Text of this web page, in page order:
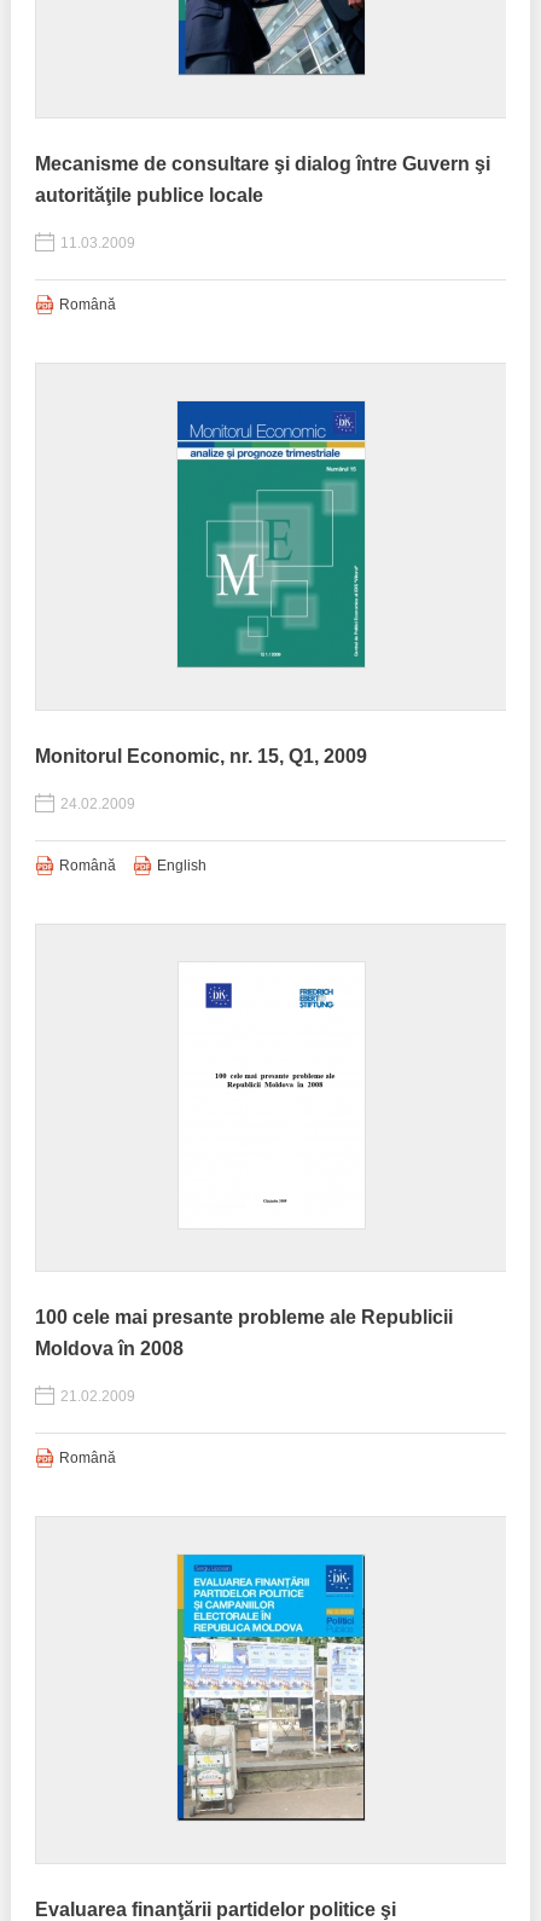
Mecanisme de consultare şi dialog între Guvern şi
autorităţile publice locale
11.03.2009
Română
Monitorul Economic, nr. 15, Q1, 2009
24.02.2009
Română English
100 cele mai presante probleme ale Republicii
Moldova în 2008
21.02.2009
Română
Evaluarea finanţării partidelor politice şi